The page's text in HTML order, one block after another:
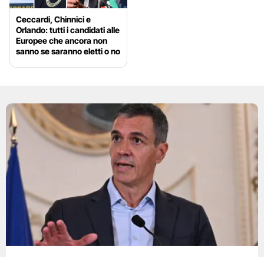
Ceccardi, Chinnici e
Orlando: tutti i candidati alle
Europee che ancora non
sanno se saranno eletti o no